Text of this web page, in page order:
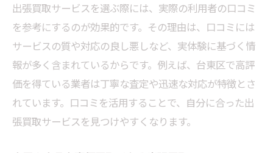
用法
出張買取で不用品もスムーズに処分可能
口コミを参考に出張買取業者を選ぶポイン
ト
出張買取の利点を活かした遺品整理の実践
例
出張買取サービスを選ぶ際には、実際の利用者の口コミ
を参考にするのが効果的です。その理由は、口コミには
サービスの質や対応の良し悪しなど、実体験に基づく情
報が多く含まれているからです。例えば、台東区で高評
価を得ている業者は丁寧な査定や迅速な対応が特徴とさ
れています。口コミを活用することで、自分に合った出
張買取サービスを見つけやすくなります。